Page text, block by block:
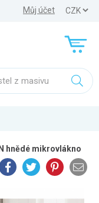
Můj účet
hnědé mikrovlákno